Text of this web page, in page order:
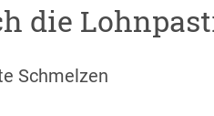
die
Schmelzen